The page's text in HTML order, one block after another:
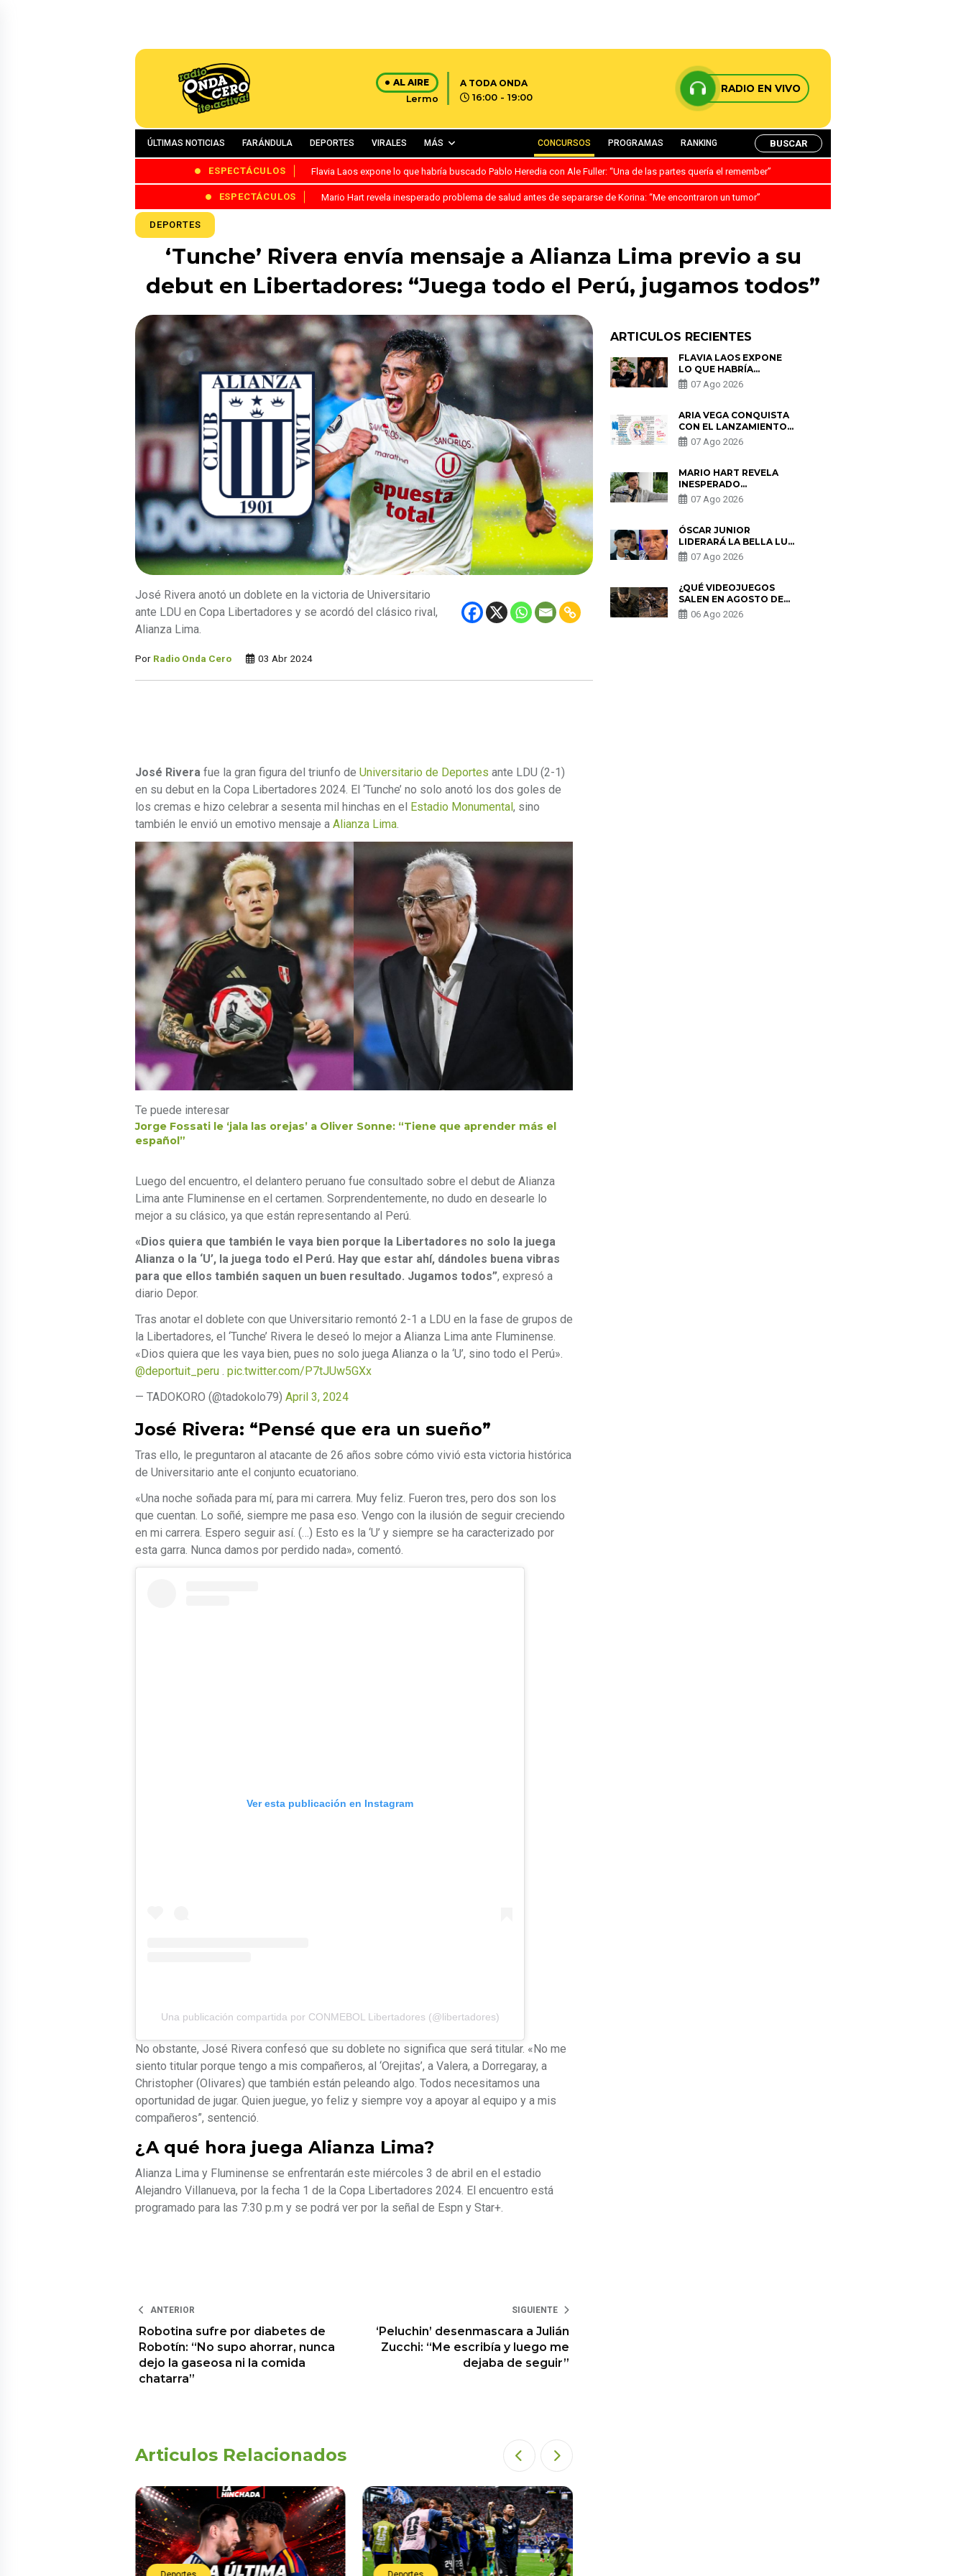
AL AIRE
Lermo
A TODA ONDA
16:00 - 19:00
RADIO EN VIVO
ÚLTIMAS NOTICIAS FARÁNDULA DEPORTES VIRALES MÁS CONCURSOS PROGRAMAS RANKING BUSCAR
ESPECTÁCULOS Flavia Laos expone lo que habría buscado Pablo Heredia con Ale Fuller: “Una de las partes quería el remember”
ESPECTÁCULOS Mario Hart revela inesperado problema de salud antes de separarse de Korina: “Me encontraron un tumor”
DEPORTES
‘Tunche’ Rivera envía mensaje a Alianza Lima previo a su
debut en Libertadores: “Juega todo el Perú, jugamos todos”
José Rivera anotó un doblete en la victoria de Universitario
ante LDU en Copa Libertadores y se acordó del clásico rival,
Alianza Lima.
Por Radio Onda Cero 03 Abr 2024
José Rivera fue la gran figura del triunfo de Universitario de Deportes ante LDU (2-1)
en su debut en la Copa Libertadores 2024. El ‘Tunche’ no solo anotó los dos goles de
los cremas e hizo celebrar a sesenta mil hinchas en el Estadio Monumental, sino
también le envió un emotivo mensaje a Alianza Lima
Te puede interesar
Jorge Fossati le ‘jala las orejas’ a Oliver Sonne: “Tiene que aprender más el
español”
Luego del encuentro, el delantero peruano fue consultado sobre el debut de Alianza
Lima ante Fluminense en el certamen. Sorprendentemente, no dudo en desearle lo
mejor a su clásico, ya que están representando al Perú.
«Dios quiera que también le vaya bien porque la Libertadores no solo la juega
Alianza o la ‘U’, la juega todo el Perú. Hay que estar ahí, dándoles buena vibras
para que ellos también saquen un buen resultado. Jugamos todos”, expresó a
diario Depor.
Tras anotar el doblete con que Universitario remontó 2-1 a LDU en la fase de grupos de
la Libertadores, el ‘Tunche’ Rivera le deseó lo mejor a Alianza Lima ante Fluminense.
«Dios quiera que les vaya bien, pues no solo juega Alianza o la ‘U’, sino todo el Perú».
@deportuit_peru . pic.twitter.com/P7tJUw5GXx
— TADOKORO (@tadokolo79) April 3, 2024
José Rivera: “Pensé que era un sueño”
Tras ello, le preguntaron al atacante de 26 años sobre cómo vivió esta victoria histórica
de Universitario ante el conjunto ecuatoriano.
«Una noche soñada para mí, para mi carrera. Muy feliz. Fueron tres, pero dos son los
que cuentan. Lo soñé, siempre me pasa eso. Vengo con la ilusión de seguir creciendo
en mi carrera. Espero seguir así. (…) Esto es la ‘U’ y siempre se ha caracterizado por
esta garra. Nunca damos por perdido nada», comentó.
Ver esta publicación en Instagram
Una publicación compartida por CONMEBOL Libertadores (@libertadores)
No obstante, José Rivera confesó que su doblete no significa que será titular. «No me
siento titular porque tengo a mis compañeros, al ‘Orejitas’, a Valera, a Dorregaray, a
Christopher (Olivares) que también están peleando algo. Todos necesitamos una
oportunidad de jugar. Quien juegue, yo feliz y siempre voy a apoyar al equipo y a mis
compañeros”, sentenció.
¿A qué hora juega Alianza Lima?
Alianza Lima y Fluminense se enfrentarán este miércoles 3 de abril en el estadio
Alejandro Villanueva, por la fecha 1 de la Copa Libertadores 2024. El encuentro está
programado para las 7:30 p.m y se podrá ver por la señal de Espn y Star+.
ANTERIOR
Robotina sufre por diabetes de
Robotín: “No supo ahorrar, nunca
dejo la gaseosa ni la comida
chatarra”
SIGUIENTE
‘Peluchin’ desenmascara a Julián
Zucchi: “Me escribía y luego me
dejaba de seguir”
Articulos Relacionados
ARTICULOS RECIENTES
FLAVIA LAOS EXPONE
LO QUE HABRÍA
BUSCADO PABLO
HEREDIA CON ALE
PARTES QUERÍA EL
REMEMBER”
07 Ago 2026
ARIA VEGA CONQUISTA
CON EL LANZAMIENTO
DE “TOTOTO (+4)”
07 Ago 2026
MARIO HART REVELA
INESPERADO
PROBLEMA DE SALUD
ANTES DE SEPARARSE
ENCONTRARON UN
TUMOR”
07 Ago 2026
ÓSCAR JUNIOR
LIDERARÁ LA BELLA LUZ
TRAS SALIDA DE SU
PADRE POR POLÉMICA
07 Ago 2026
¿QUÉ VIDEOJUEGOS
SALEN EN AGOSTO DE
2026? ESTOS SON LOS
ESTRENOS MÁS
06 Ago 2026